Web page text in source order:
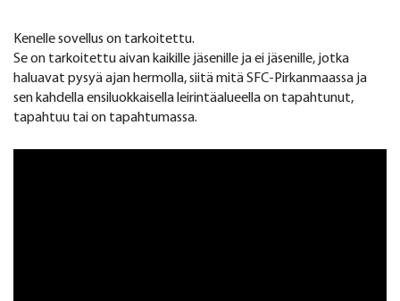
Kenelle sovellus on tarkoitettu.
Se on tarkoitettu aivan kaikille jäsenille ja ei jäsenille, jotka
haluavat pysyä ajan hermolla, siitä mitä SFC-Pirkanmaassa ja
sen kahdella ensiluokkaisella leirintäalueella on tapahtunut,
tapahtuu tai on tapahtumassa.